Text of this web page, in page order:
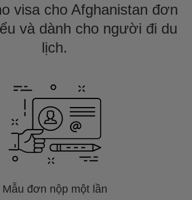
visa cho Afghanistan đơn
và dành cho người đi du
lịch.
Mẫu đơn nộp một lần